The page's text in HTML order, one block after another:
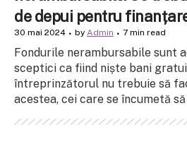
de depui pentru
30 mai 2024 by Admin 7 min read
Fondurile nerambursabile sunt
sceptici ca fiind niște bani
întreprinzătorul nu trebuie să
acestea, cei care se încumetă